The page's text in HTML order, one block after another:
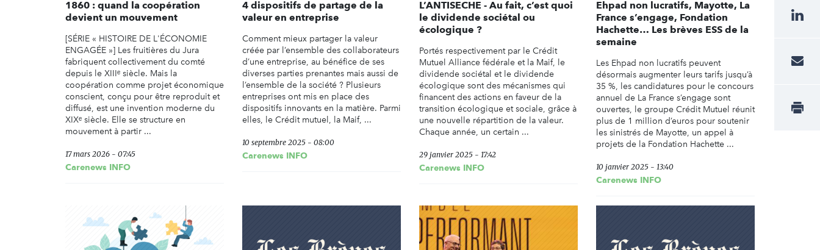
1860 : quand la coopération
devient un mouvement
[SÉRIE « HISTOIRE DE L'ÉCONOMIE
ENGAGÉE »] Les fruitières du Jura
fabriquent collectivement du comté
depuis le XIIIᵉ siècle. Mais la
coopération comme projet économique
conscient, conçu pour être reproduit et
diffusé, est une invention moderne du
XIXᵉ siècle. Elle se structure en
mouvement à partir ...
17 mars 2026 - 07:45
Carenews INFO
4 dispositifs de partage de la
valeur en entreprise
Comment mieux partager la valeur
créée par l’ensemble des collaborateurs
d’une entreprise, au bénéfice de ses
diverses parties prenantes mais aussi de
l’ensemble de la société ? Plusieurs
entreprises ont mis en place des
dispositifs innovants en la matière. Parmi
elles, le Crédit mutuel, la Maif, ...
10 septembre 2025 - 08:00
Carenews INFO
L’ANTISECHE - Au fait, c’est quoi
le dividende sociétal ou
écologique ?
Portés respectivement par le Crédit
Mutuel Alliance fédérale et la Maif, le
dividende sociétal et le dividende
écologique sont des mécanismes qui
financent des actions en faveur de la
transition écologique et sociale, grâce à
une nouvelle répartition de la valeur.
Chaque année, un certain ...
29 janvier 2025 - 17:42
Carenews INFO
Ehpad non lucratifs, Mayotte, La
France s’engage, Fondation
Hachette… Les brèves ESS de la
semaine
Les Ehpad non lucratifs peuvent
désormais augmenter leurs tarifs jusqu’à
35 %, les candidatures pour le concours
annuel de La France s’engage sont
ouvertes, le groupe Crédit Mutuel réunit
plus de 1 million d’euros pour soutenir
les sinistrés de Mayotte, un appel à
projets de la Fondation Hachette ...
10 janvier 2025 - 13:40
Carenews INFO